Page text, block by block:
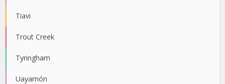
Tiavi
Trout Creek
Tyringham
Uayamón